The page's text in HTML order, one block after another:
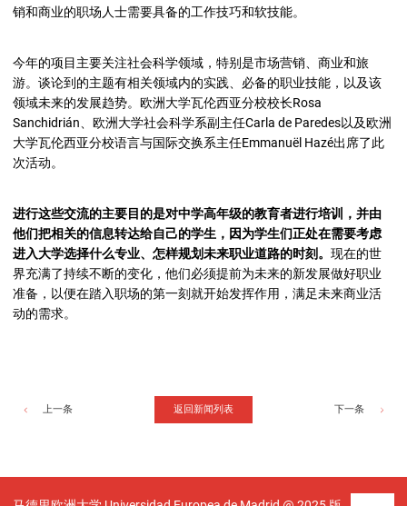
销和商业的职场人士需要具备的工作技巧和软技能。
今年的项目主要关注社会科学领域，特别是市场营销、商业和旅
游。谈论到的主题有相关领域内的实践、必备的职业技能，以及该
领域未来的发展趋势。欧洲大学瓦伦西亚分校校长Rosa
Sanchidrián、欧洲大学社会科学系副主任Carla de Paredes以及欧洲
大学瓦伦西亚分校语言与国际交换系主任Emmanuël Hazé出席了此
次活动。
进行这些交流的主要目的是对中学高年级的教育者进行培训，并由
他们把相关的信息转达给自己的学生，因为学生们正处在需要考虑
进入大学选择什么专业、怎样规划未来职业道路的时刻。现在的世
界充满了持续不断的变化，他们必须提前为未来的新发展做好职业
准备，以便在踏入职场的第一刻就开始发挥作用，满足未来商业活
动的需求。
上一条 返回新闻列表 下一条